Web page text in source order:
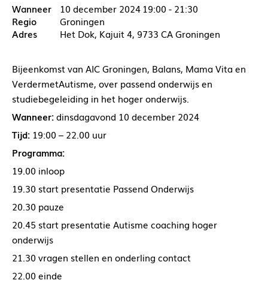
10 december 2024 19:00 - 21:30
Groningen
Het Dok, Kajuit 4, 9733 CA Groningen
Bijeenkomst van AIC Groningen, Balans, Mama Vita en
VerdermetAutisme, over passend onderwijs en
studiebegeleiding in het hoger onderwijs.
Wanneer:dinsdagavond 10 december 2024
Tijd: 19:00 – 22.00 uur
Programma:
19.00 inloop
19.30 start presentatie Passend Onderwijs
20.30 pauze
20.45 start presentatie Autisme coaching hoger
onderwijs
21.30 vragen stellen en onderling contact
22.00 einde